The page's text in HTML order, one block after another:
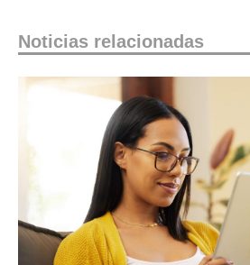
Noticias relacionadas